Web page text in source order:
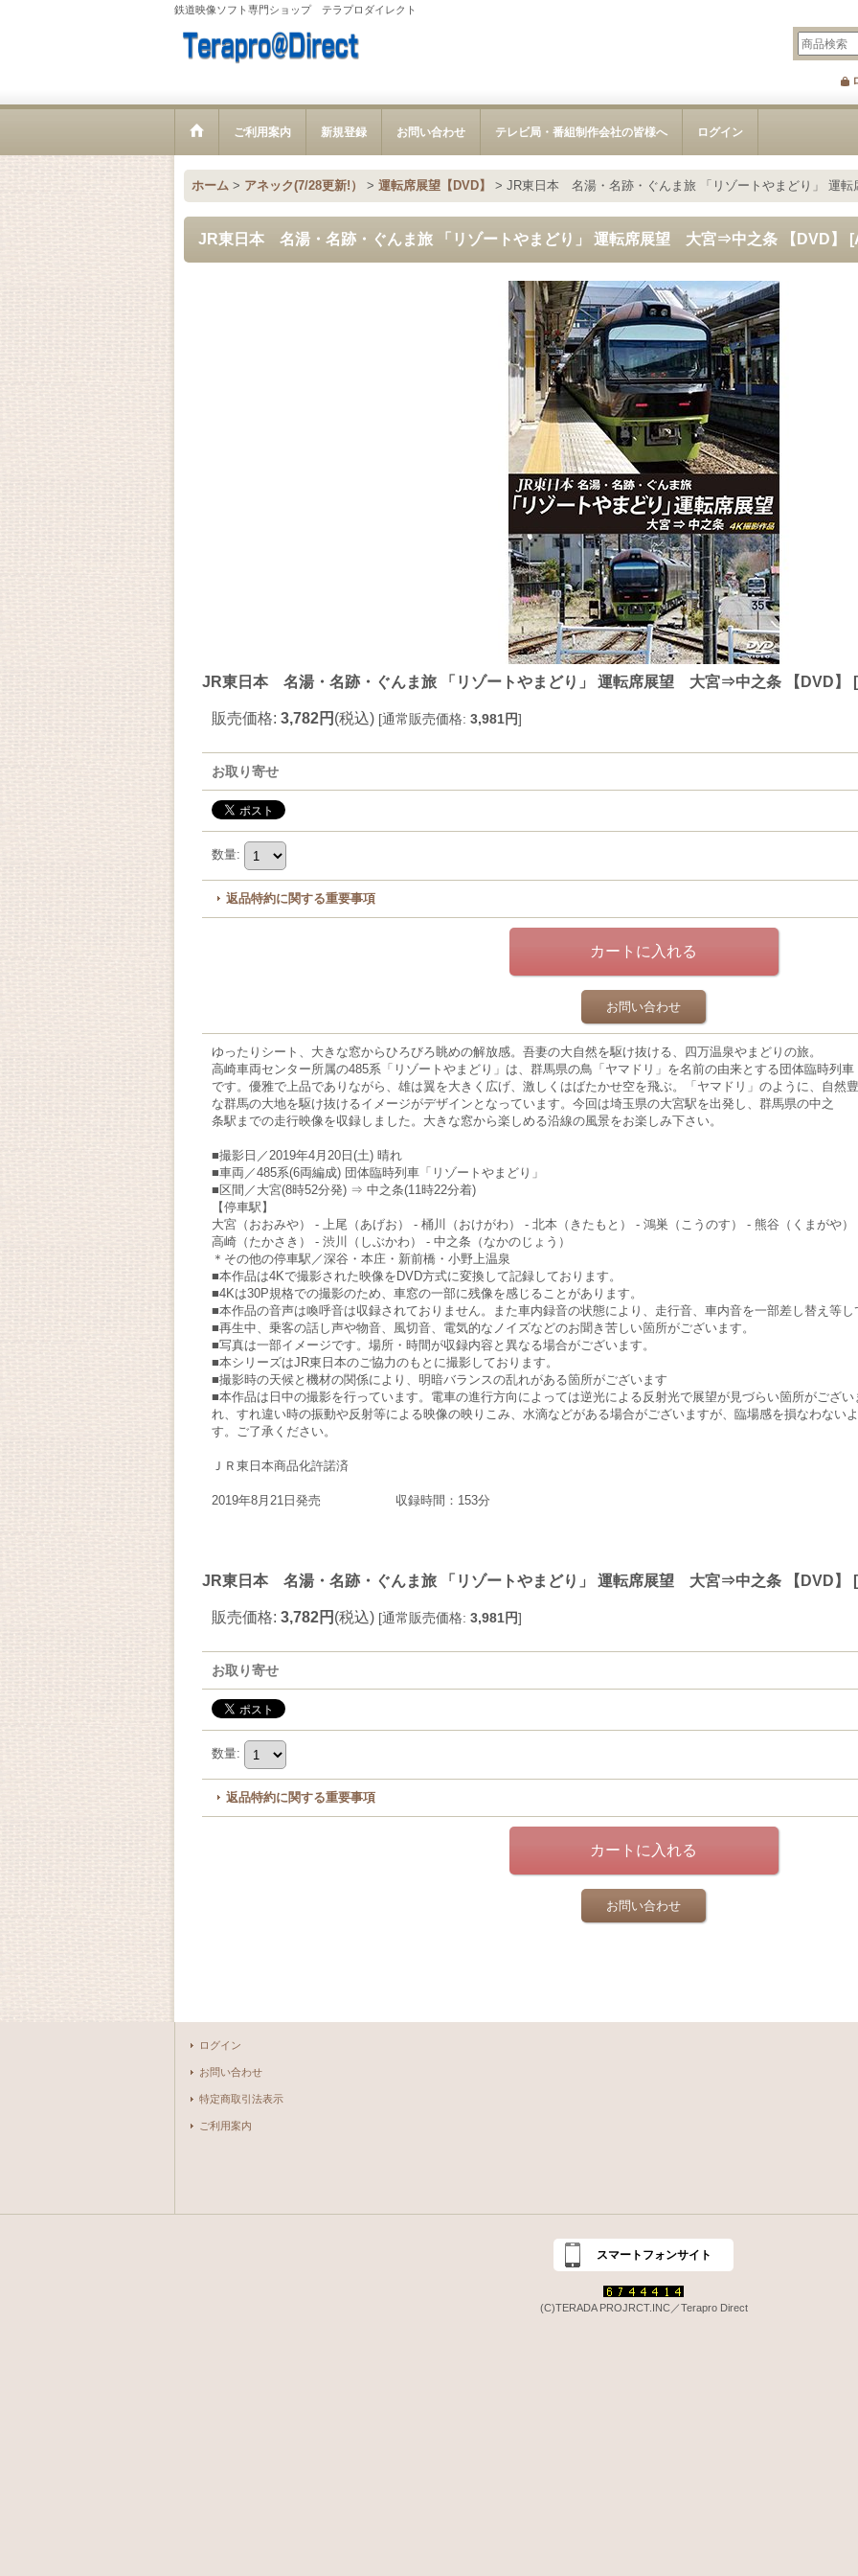
鉄道映像ソフト専門ショップ テラプロダイレクト
ご利用案内 新規登録 お問い合わせ テレビ局・番組制作会社の皆様へ ログイン
ホーム > アネック(7/28更新!） > 運転席展望【DVD】 > JR東日本 名湯・名跡・ぐんま旅 「リゾートやまどり」 運
JR東日本 名湯・名跡・ぐんま旅 「リゾートやまどり」 運転席展望 大宮⇒中之条 【DVD】 [
JR東日本 名湯・名跡・ぐんま旅 「リゾートやまどり」 運転席展望 大宮⇒中之条 【DVD】 [
販売価格: 3,782円 (税込) [通常販売価格: 3,981円]
お取り寄せ
数量:
返品特約に関する重要事項
お問い合わせ
ゆったりシート、大きな窓からひろびろ眺めの解放感。吾妻の大自然を駆け抜ける、四万温泉やまどりの旅。
高崎車両センター所属の485系「リゾートやまどり」は、群馬県の鳥「ヤマドリ」を名前の由来とする団体臨時列車
です。優雅で上品でありながら、雄は翼を大きく広げ、激しくはばたかせ空を飛ぶ。「ヤマドリ」のように、自然
な群馬の大地を駆け抜けるイメージがデザインとなっています。今回は埼玉県の大宮駅を出発し、群馬県の中之
条駅までの走行映像を収録しました。大きな窓から楽しめる沿線の風景をお楽しみ下さい。
■撮影日／2019年4月20日(土) 晴れ
■車両／485系(6両編成) 団体臨時列車「リゾートやまどり」
■区間／大宮(8時52分発) ⇒ 中之条(11時22分着)
【停車駅】
大宮（おおみや） - 上尾（あげお） - 桶川（おけがわ） - 北本（きたもと） - 鴻巣（こうのす） - 熊谷（くまがや）
高崎（たかさき） - 渋川（しぶかわ） - 中之条（なかのじょう）
＊その他の停車駅／深谷・本庄・新前橋・小野上温泉
■本作品は4Kで撮影された映像をDVD方式に変換して記録しております。
■4Kは30P規格での撮影のため、車窓の一部に残像を感じることがあります。
■本作品の音声は喚呼音は収録されておりません。また車内録音の状態により、走行音、車内音を一部差し替え等
■再生中、乗客の話し声や物音、風切音、電気的なノイズなどのお聞き苦しい箇所がございます。
■写真は一部イメージです。場所・時間が収録内容と異なる場合がございます。
■本シリーズはJR東日本のご協力のもとに撮影しております。
■撮影時の天候と機材の関係により、明暗バランスの乱れがある箇所がございます
■本作品は日中の撮影を行っています。電車の進行方向によっては逆光による反射光で展望が見づらい箇所がござ
れ、すれ違い時の振動や反射等による映像の映りこみ、水滴などがある場合がございますが、臨場感を損なわない
す。ご了承ください。
ＪＲ東日本商品化許諾済
2019年8月21日発売 収録時間：153分
JR東日本 名湯・名跡・ぐんま旅 「リゾートやまどり」 運転席展望 大宮⇒中之条 【DVD】 [
販売価格: 3,782円 (税込) [通常販売価格: 3,981円]
お取り寄せ
数量:
返品特約に関する重要事項
お問い合わせ
ログイン
お問い合わせ
特定商取引法表示
ご利用案内
スマートフォンサイト
(C)TERADA PROJRCT.INC／Terapro Direct